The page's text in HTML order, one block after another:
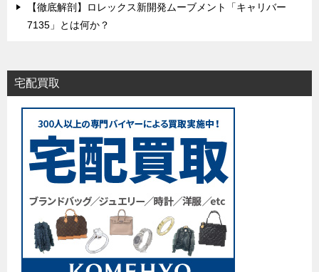
【徹底解剖】ロレックス新開発ムーブメント「キャリバー
7135」とは何か？
宅配買取